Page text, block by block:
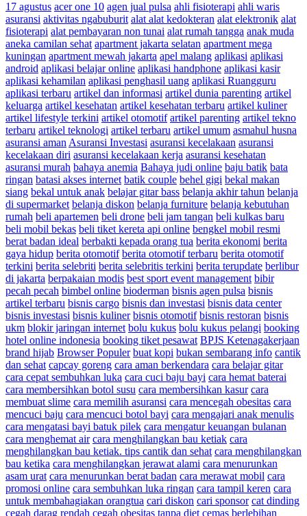
17 agustus acer one 10 agen jual pulsa ahli fisioterapi ahli waris
asuransi aktivitas ngabuburit alat alat kedokteran alat elektronik alat
fisioterapi alat pembayaran non tunai alat rumah tangga anak muda
aneka camilan sehat apartment jakarta selatan apartment mega
kuningan apartment mewah jakarta apel malang aplikasi aplikasi
android aplikasi belajar online aplikasi handphone aplikasi kasir
aplikasi kehamilan aplikasi penghasil uang aplikasi Ruangguru
aplikasi terbaru artikel dan informasi artikel dunia parenting artikel
keluarga artikel kesehatan artikel kesehatan terbaru artikel kuliner
artikel lifestyle terkini artikel otomotif artikel parenting artikel tekno
terbaru artikel teknologi artikel terbaru artikel umum asmahul husna
asuransi amanAsuransi Investasi asuransi kecelakaan asuransi
kecelakaan diri asuransi kecelakaan kerja asuransi kesehatan
asuransi murah bahaya anemia Bahaya judi online baju batik bata
ringan batasi akses internet batik couple behel gigi bekal makan
siang bekal untuk anak belajar gitar bass belanja akhir tahun belanja
di supermarket belanja diskon belanja furniture belanja kebutuhan
rumah beli apartemen beli drone beli jam tangan beli kulkas baru
beli mobil bekas beli tiket kereta api online bengkel mobil resmi
berat badan ideal berbakti kepada orang tua berita ekonomi berita
gaya hidup berita otomotif berita otomotif terbaru berita otomotif
terkini berita selebriti berita selebritis terkini berita terupdate berlibur
di jakarta berpakaian modis best sport event management bibir
pecah pecah bimbel online bioderman bisnis agen pulsa bisnis
artikel terbaru bisnis cargo bisnis dan investasi bisnis data center
bisnis investasi bisnis kuliner bisnis otomotif bisnis restoran bisnis
ukm blokir jaringan internet bolu kukus bolu kukus pelangi booking
hotel online indonesia booking tiket pesawat BPJS Ketenagakerjaan
brand hijab Browser Populer buat kopi bukan sembarang info cantik
dan sehat capcay goreng cara aman berkendara cara belajar gitar
cara cepat sembuhkan luka cara cuci baju bayi cara hemat baterai
cara membersihkan botol susu cara membersihkan kasur cara
membuat slime cara memilih asuransi cara mencegah obesitas cara
mencuci baju cara mencuci botol bayi cara mengajari anak menulis
cara mengatasi bayi batuk pilek cara mengatur keuangan bulanan
cara menghemat air cara menghilangkan bau ketiak cara
menghilangkan bau ketiak. tips cantik dan sehat cara menghilangkan
bau ketika cara menghilangkan jerawat alami cara menurunkan
asam urat cara menurunkan berat badan cara merawat mobil cara
promosi online cara sembuhkan luka ringan cara tampil keren cara
untuk membahagiakan orangtua cari diskon cari sponsor cat dinding
cegah darag rendah cegah obesitas tanpa diet cemas berlebihan